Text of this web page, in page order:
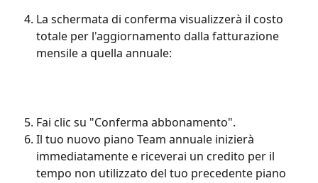
La schermata di conferma visualizzerà il costo
totale per l'aggiornamento dalla fatturazione
mensile a quella annuale:
Fai clic su "Conferma abbonamento".
Il tuo nuovo piano Team annuale inizierà
immediatamente e riceverai un credito per il
tempo non utilizzato del tuo precedente piano